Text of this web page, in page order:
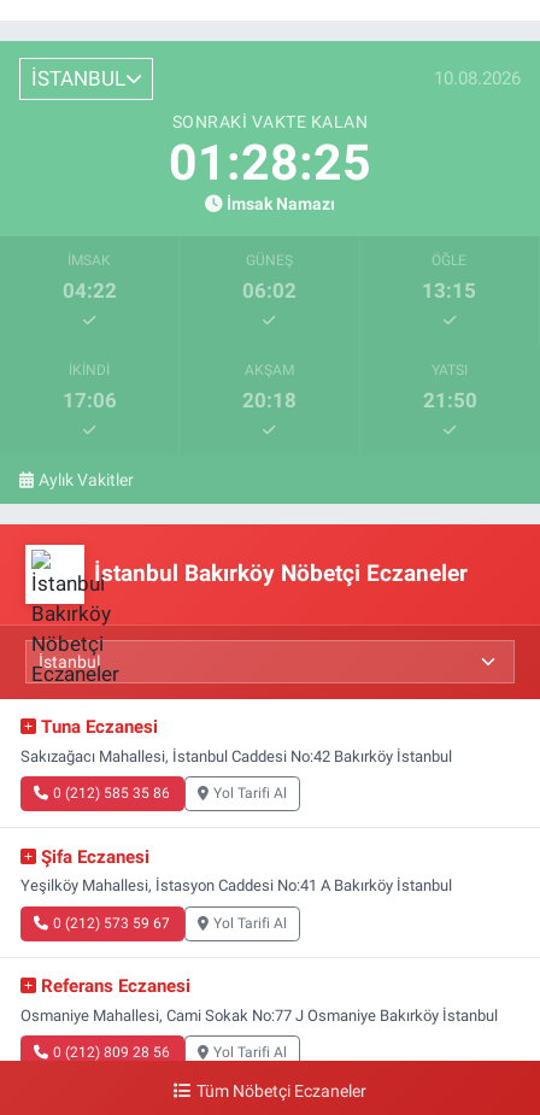
İSTANBUL 10.08.2026
SONRAKI VAKTE KALAN
01:28:25
İmsak Namazı
İMSAK
04:22
GÜNEŞ
06:02
ÖĞLE
13:15
İKINDI
17:06
AKŞAM
20:18
YATSI
21:50
Aylık Vakitler
İstanbul Bakırköy Nöbetçi Eczaneler
Tuna Eczanesi
Sakızağacı Mahallesi, İstanbul Caddesi No:42 Bakırköy İstanbul
0 (212) 585 35 86 Yol Tarifi Al
Şifa Eczanesi
Yeşilköy Mahallesi, İstasyon Caddesi No:41 A Bakırköy İstanbul
0 (212) 573 59 67 Yol Tarifi Al
Referans Eczanesi
Osmaniye Mahallesi, Cami Sokak No:77 J Osmaniye Bakırköy İstanbul
0 (212) 809 28 56 Yol Tarifi Al
Tüm Nöbetçi Eczaneler